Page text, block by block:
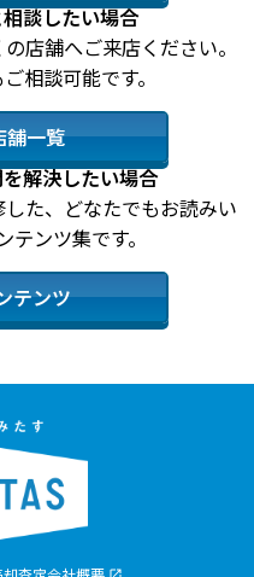
談したい場合
店舗へご来店ください。
相談可能です。
舗一覧
解決したい場合
た、どなたでもお読みい
ンツ集です。
テンツ